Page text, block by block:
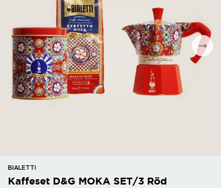
BIALETTI
Kaffeset D&G MOKA SET/3 Röd